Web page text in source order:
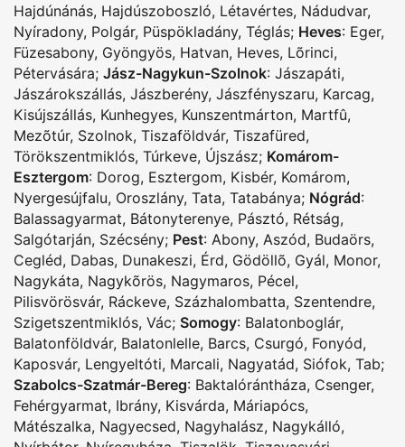
Hajdúnánás, Hajdúszoboszló, Létavértes, Nádudvar,
Nyíradony, Polgár, Püspökladány, Téglás; Heves: Eger,
Füzesabony, Gyöngyös, Hatvan, Heves, Lõrinci,
Pétervására; Jász-Nagykun-Szolnok: Jászapáti,
Jászárokszállás, Jászberény, Jászfényszaru, Karcag,
Kisújszállás, Kunhegyes, Kunszentmárton, Martfû,
Mezõtúr, Szolnok, Tiszaföldvár, Tiszafüred,
Törökszentmiklós, Túrkeve, Újszász; Komárom-
Esztergom: Dorog, Esztergom, Kisbér, Komárom,
Nyergesújfalu, Oroszlány, Tata, Tatabánya; Nógrád:
Balassagyarmat, Bátonyterenye, Pásztó, Rétság,
Salgótarján, Szécsény; Pest: Abony, Aszód, Budaörs,
Cegléd, Dabas, Dunakeszi, Érd, Gödöllõ, Gyál, Monor,
Nagykáta, Nagykõrös, Nagymaros, Pécel,
Pilisvörösvár, Ráckeve, Százhalombatta, Szentendre,
Szigetszentmiklós, Vác; Somogy: Balatonboglár,
Balatonföldvár, Balatonlelle, Barcs, Csurgó, Fonyód,
Kaposvár, Lengyeltóti, Marcali, Nagyatád, Siófok, Tab;
Szabolcs-Szatmár-Bereg: Baktalórántháza, Csenger,
Fehérgyarmat, Ibrány, Kisvárda, Máriapócs,
Mátészalka, Nagyecsed, Nagyhalász, Nagykálló,